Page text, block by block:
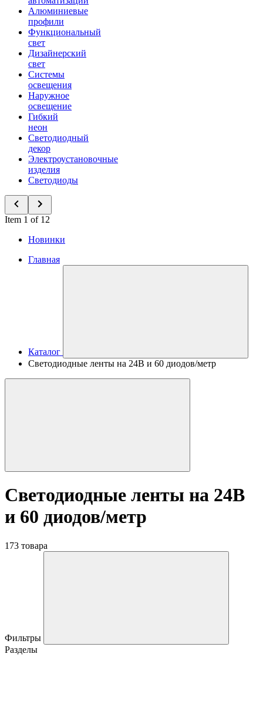
Алюминиевые
профили
Функциональный
свет
Дизайнерский
свет
Системы
освещения
Наружное
освещение
Гибкий
неон
Светодиодный
декор
Электроустановочные
изделия
Светодиоды
Item 1 of 12
Новинки
Главная
Каталог
Светодиодные ленты на 24В и 60 диодов/метр
Светодиодные ленты на 24В
и 60 диодов/метр
173 товара
Фильтры
Разделы